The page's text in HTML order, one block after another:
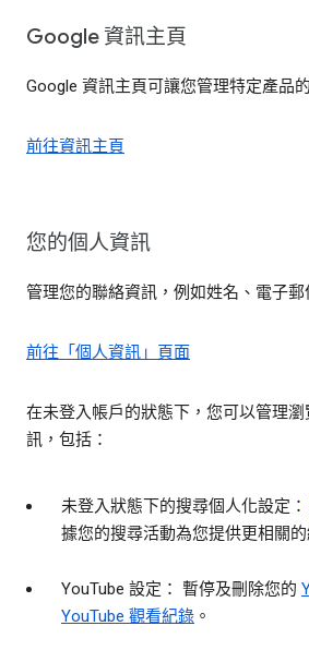
Google 資訊主頁
Google 資訊主頁可讓您管理特定產品
前往資訊主頁
您的個人資訊
管理您的聯絡資訊，例如姓名、電子郵
前往「個人資訊」頁面
在未登入帳戶的狀態下，您可以管理
訊，包括：
未登入狀態下的搜尋個人化設定：
據您的搜尋活動為您提供更相關
YouTube 設定： 暫停及刪除您的
YouTube 觀看紀錄 。